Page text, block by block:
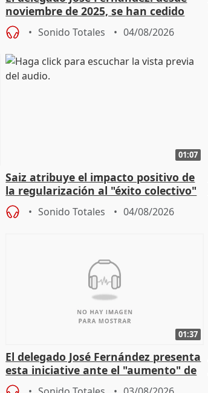
noviembre de 2025, se han cedido
9.810 ayudas por nacimiento
Sonido Totales 04/08/2026
01:07
Saiz atribuye el impacto positivo de
la regularización al "éxito colectivo"
del Gobierno
Sonido Totales 04/08/2026
01:37
El delegado José Fernández presenta
esta iniciative ante el "aumento" de
personas sin hogar en Madri